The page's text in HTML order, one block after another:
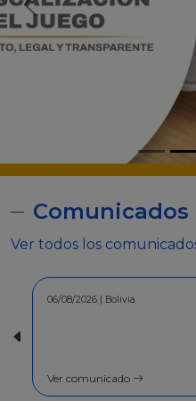
Comunicados
Ver todos los
30/07/2026 | Bolivia
Ver comunicado